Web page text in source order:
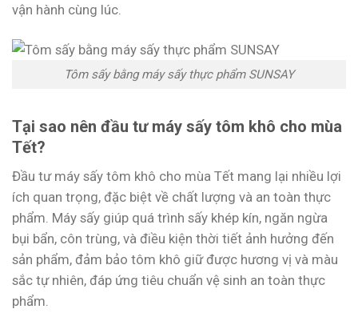
vận hành cùng lúc.
Tôm sấy bằng máy sấy thực phẩm SUNSAY
Tại sao nên đầu tư máy sấy tôm khô cho mùa
Tết?
Đầu tư máy sấy tôm khô cho mùa Tết mang lại nhiều lợi
ích quan trọng, đặc biệt về chất lượng và an toàn thực
phẩm. Máy sấy giúp quá trình sấy khép kín, ngăn ngừa
bụi bẩn, côn trùng, và điều kiện thời tiết ảnh hưởng đến
sản phẩm, đảm bảo tôm khô giữ được hương vị và màu
sắc tự nhiên, đáp ứng tiêu chuẩn vệ sinh an toàn thực
phẩm.